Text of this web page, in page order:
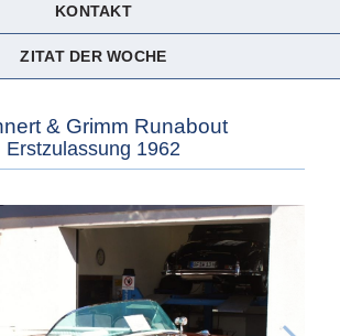
KONTAKT
ZITAT DER WOCHE
& Grimm Runabout
Erstzulassung 1962